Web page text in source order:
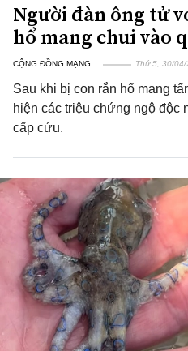
Người đàn ông tử
hổ mang chui vào
CỘNG ĐỒNG MẠNG Thứ 5, 30/
Sau khi bị con rắn hổ mang
hiện các triệu chứng ngộ
cấp cứu.